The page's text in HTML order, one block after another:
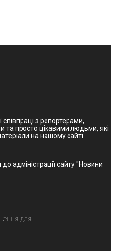
співпраці з репортерами,
та просто цікавими людьми, які
на нашому сайті.
адміністрації сайту "Новини
для